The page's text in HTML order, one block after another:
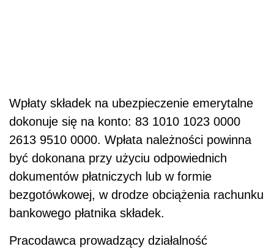
Wpłaty składek na ubezpieczenie emerytalne
dokonuje się na konto: 83 1010 1023 0000
2613 9510 0000. Wpłata należności powinna
być dokonana przy użyciu odpowiednich
dokumentów płatniczych lub w formie
bezgotówkowej, w drodze obciążenia rachunku
bankowego płatnika składek.
Pracodawca prowadzący działalność